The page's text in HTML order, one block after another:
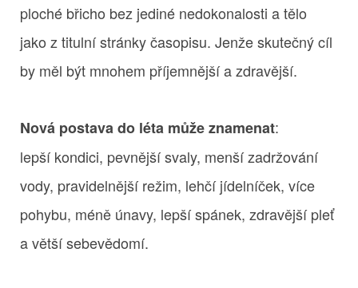
ploché břicho bez jediné nedokonalosti a tělo
jako z titulní stránky časopisu. Jenže skutečný cíl
by měl být mnohem příjemnější a zdravější.
Nová postava do léta může znamenat:
lepší kondici, pevnější svaly, menší zadržování
vody, pravidelnější režim, lehčí jídelníček, více
pohybu, méně únavy, lepší spánek, zdravější pleť
a větší sebevědomí.